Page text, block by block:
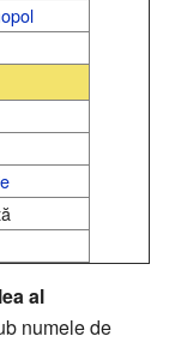
al
numele de